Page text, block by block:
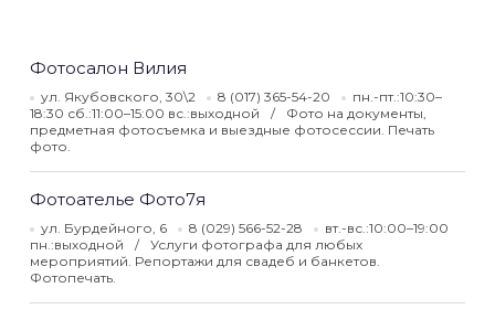
Фотосалон Вилия
ул. Якубовского, 30\2 8 (017) 365-54-20
пн.-пт.:10:30–
18:30 сб.:11:00–15:00 вс.:выходной
Фото на документы,
предметная фотосъемка и выездные фотосессии. Печать
фото.
Фотоателье Фото7я
ул. Бурдейного, 6 8 (029) 566-52-28
вт.-вс.:10:00–19:00
пн.:выходной
Услуги фотографа для любых
мероприятий. Репортажи для свадеб и банкетов.
Фотопечать.